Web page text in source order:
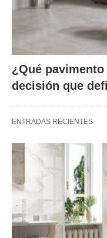
¿Qué
decisión que
ENTRADAS RECIENTES